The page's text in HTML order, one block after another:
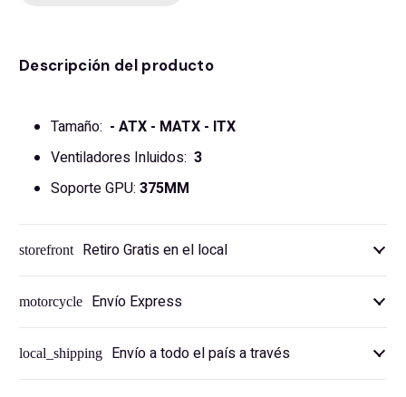
Descripción del producto
Tamaño: - ATX - MATX - ITX
Ventiladores Inluidos: 3
Soporte GPU: 375MM
storefront Retiro Gratis en el local
motorcycle Envío Express
local_shipping Envío a todo el país a través